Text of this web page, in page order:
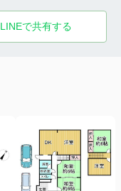
LINEで共有する